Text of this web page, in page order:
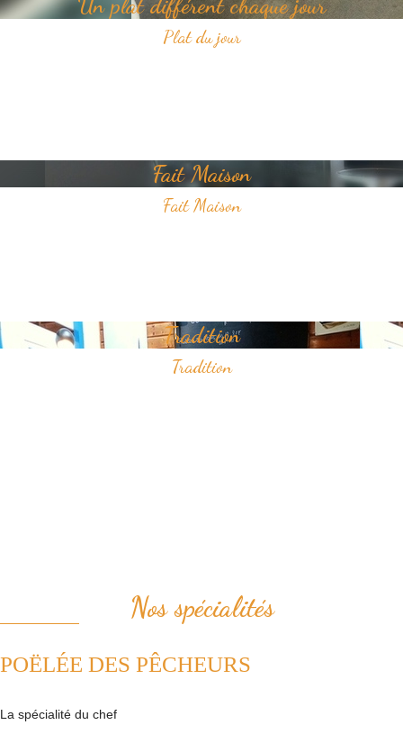
Un plat différent chaque jour
Plat du jour
Fait Maison
Fait Maison
Tradition
Tradition
Nos spécialités
POËLÉE DES PÊCHEURS
La spécialité du chef